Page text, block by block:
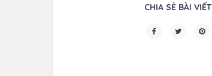
CHIA SẺ BÀI VIẾT